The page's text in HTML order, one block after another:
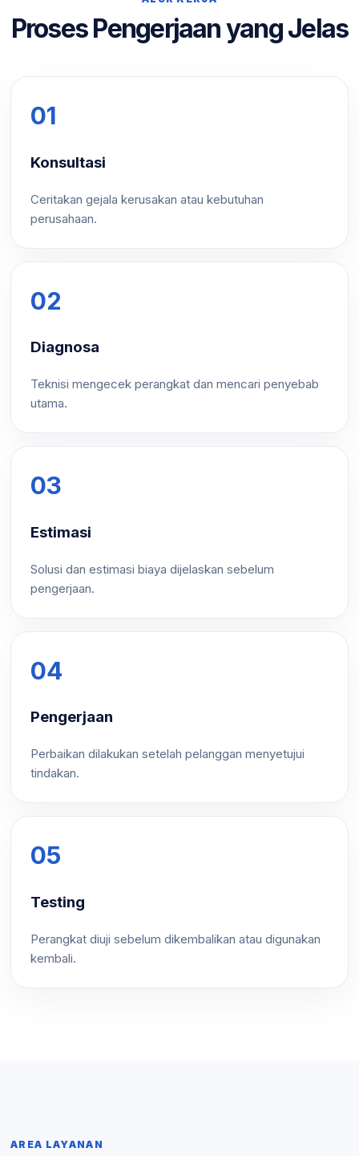
Proses Pengerjaan yang Jelas
01
Konsultasi
Ceritakan gejala kerusakan atau kebutuhan
perusahaan.
02
Diagnosa
Teknisi mengecek perangkat dan mencari penyebab
utama.
03
Estimasi
Solusi dan estimasi biaya dijelaskan sebelum
pengerjaan.
04
Pengerjaan
Perbaikan dilakukan setelah pelanggan menyetujui
tindakan.
05
Testing
Perangkat diuji sebelum dikembalikan atau digunakan
kembali.
AREA LAYANAN